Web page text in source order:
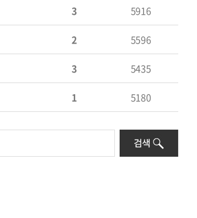
3 5916
2 5596
3 5435
1 5180